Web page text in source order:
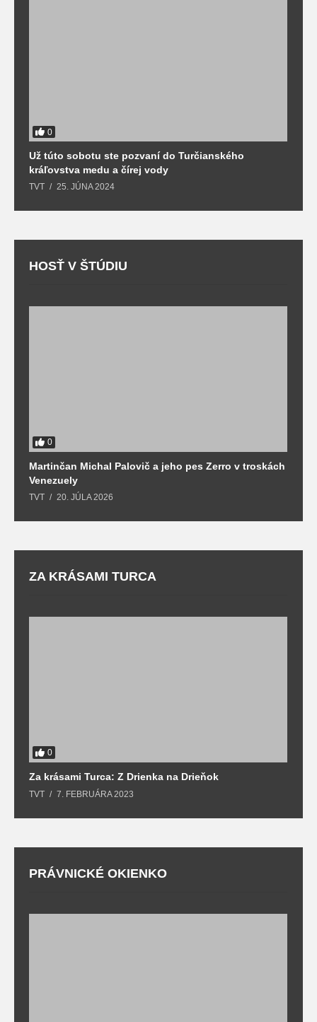
0
Už túto sobotu ste pozvaní do Turčianského
kráľovstva medu a čírej vody
TVT 25. JÚNA 2024
HOSŤ V ŠTÚDIU
0
Martinčan Michal Palovič a jeho pes Zerro v troskách
Venezuely
TVT 20. JÚLA 2026
ZA KRÁSAMI TURCA
0
Za krásami Turca: Z Drienka na Drieňok
TVT 7. FEBRUÁRA 2023
PRÁVNICKÉ OKIENKO